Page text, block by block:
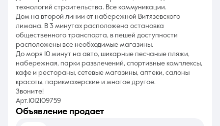
технологий строительства. Все коммуникации.
Дом на второй линии от набережной Витязевского
лимана. В 3 минутах расположена остановка
общественного транспорта, в пешей доступности
расположены все необходимые магазины.
До моря 10 минут на авто, шикарные песчаные пляжи,
набережная, парки развлечений, спортивные комплексы,
кафе и рестораны, сетевые магазины, аптеки, салоны
красоты, парикмахерские и многое другое.
Звоните!
Арт.1012109759
объявление продает